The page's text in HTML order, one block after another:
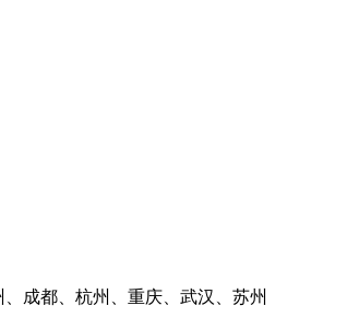
成都、杭州、重庆、武汉、苏州